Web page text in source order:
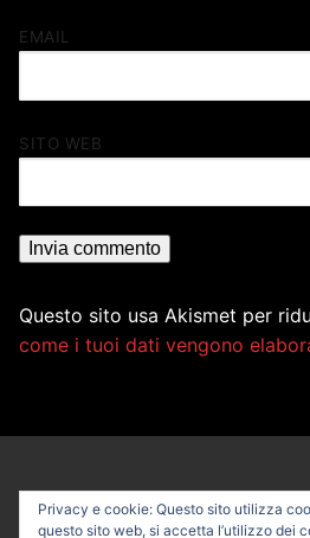
EMAIL
SITO WEB
Questo sito usa Akismet per
come i tuoi dati vengono
Privacy e cookie: Questo sito utilizza
questo sito web, si accetta l’utilizzo dei